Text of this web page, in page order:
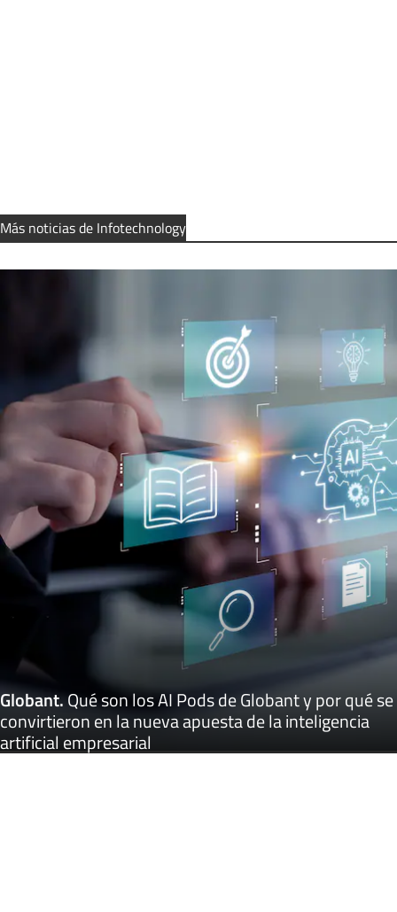
Más noticias de Infotechnology
Globant.Qué son los AI Pods de Globant y por qué se
convirtieron en la nueva apuesta de la inteligencia
artificial empresarial